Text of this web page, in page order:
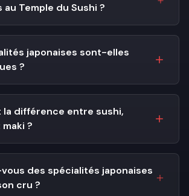
Temple du Sushi ?
japonaises sont-elles
?
la différence entre sushi,
?
des spécialités japonaises
cru ?